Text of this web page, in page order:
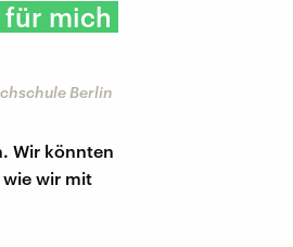
für mich
Berlin
Wir könnten
wie wir mit